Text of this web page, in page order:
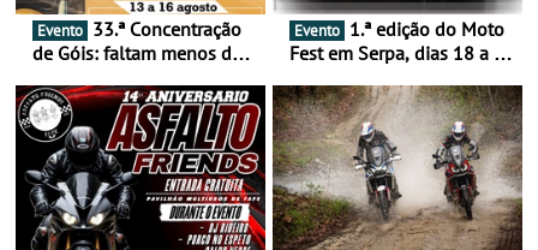
Evento
de Góis: faltam menos de
16 de agosto
Evento
Fest em Serpa, dias 18 a 20
duas rodas invade o Baixo
Alentejo